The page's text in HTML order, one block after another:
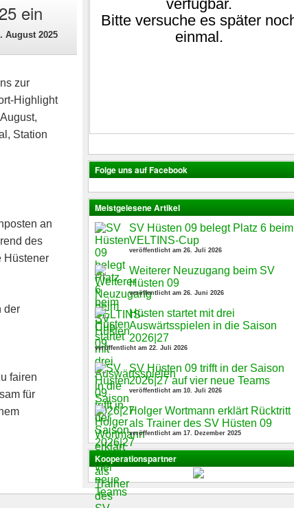
ein
August 2025
zur
Highlight
Station
an
des
Hüstener
der
fairen
für
Folge uns auf Facebook
Meistgelesene Artikel
SV Hüsten 09 belegt Platz 6 beim
VELTINS-Cup
veröffentlicht am 26. Juli 2026
Weiterer Neuzugang beim SV
Hüsten 09
veröffentlicht am 26. Juni 2026
Hüsten startet mit drei
Auswärtsspielen in die Saison
2026|27
veröffentlicht am 22. Juli 2026
SV Hüsten 09 trifft in der Saison
2026|27 auf vier neue Teams
veröffentlicht am 10. Juli 2026
Holger Wortmann erklärt Rücktritt
als Trainer des SV Hüsten 09
veröffentlicht am 17. Dezember 2025
Kooperationspartner